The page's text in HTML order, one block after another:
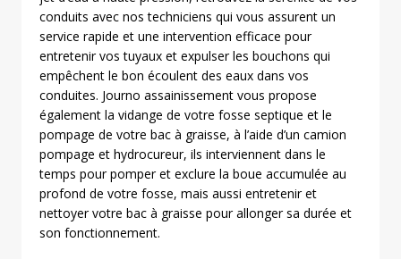
conduits avec nos techniciens qui vous assurent un
service rapide et une intervention efficace pour
entretenir vos tuyaux et expulser les bouchons qui
empêchent le bon écoulent des eaux dans vos
conduites. Journo assainissement vous propose
également la vidange de votre fosse septique et le
pompage de votre bac à graisse, à l’aide d’un camion
pompage et hydrocureur, ils interviennent dans le
temps pour pomper et exclure la boue accumulée au
profond de votre fosse, mais aussi entretenir et
nettoyer votre bac à graisse pour allonger sa durée et
son fonctionnement.